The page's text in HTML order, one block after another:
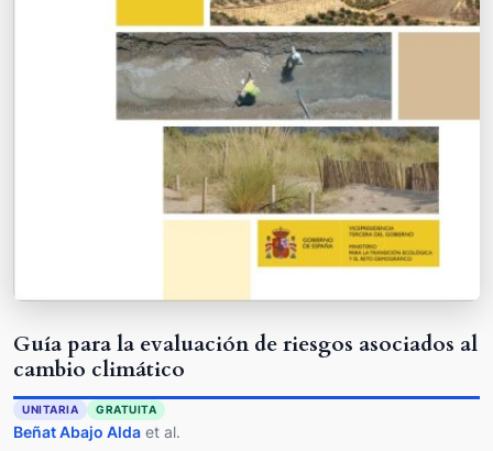
Guía para la evaluación de riesgos asociados al
cambio climático
UNITARIA GRATUITA
Beñat Abajo Alda et al.